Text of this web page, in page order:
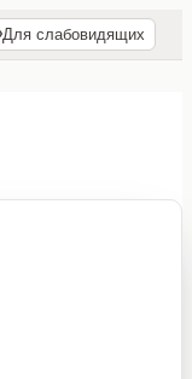
Для слабовидящих